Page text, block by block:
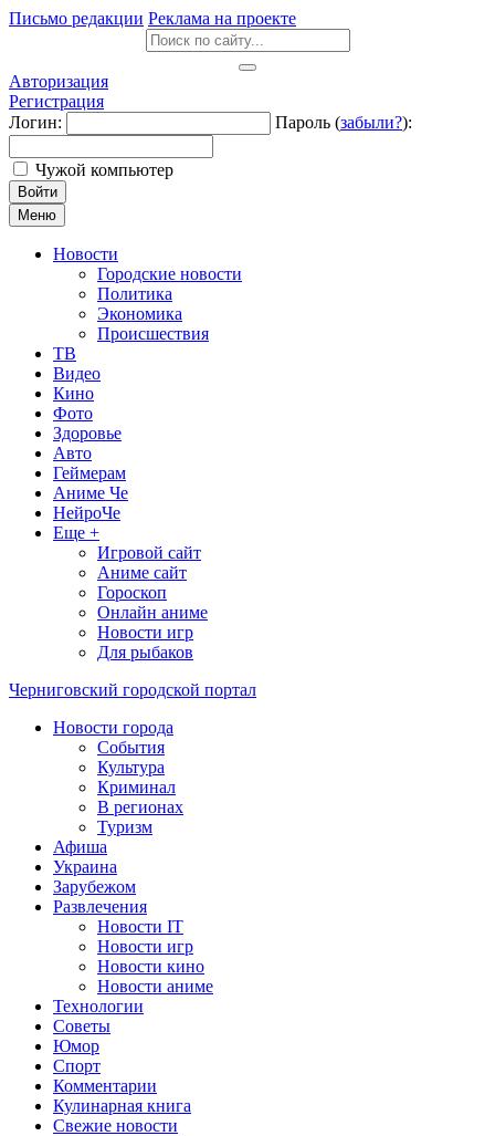
Письмо редакции Реклама на проекте
Авторизация
Регистрация
Логин:
Пароль (забыли?):
Чужой компьютер
Войти
Меню
Новости
Городские новости
Политика
Экономика
Происшествия
ТВ
Видео
Кино
Фото
Здоровье
Авто
Геймерам
Аниме Че
НейроЧе
Еще +
Игровой сайт
Аниме сайт
Гороскоп
Онлайн аниме
Новости игр
Для рыбаков
Черниговский городской портал
Новости города
События
Культура
Криминал
В регионах
Туризм
Афиша
Украина
Зарубежом
Развлечения
Новости IT
Новости игр
Новости кино
Новости аниме
Технологии
Советы
Юмор
Спорт
Комментарии
Кулинарная книга
Свежие новости